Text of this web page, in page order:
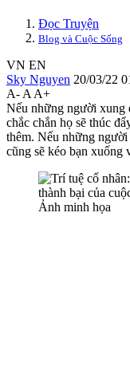
Đọc Truyện
Blog và Cuộc Sống
VN EN
Sky Nguyen 20/03/22
A- A A+
Nếu những người xung
chắc chắn họ sẽ thúc
thêm. Nếu những người
cũng sẽ kéo bạn xuống
Ảnh minh họa